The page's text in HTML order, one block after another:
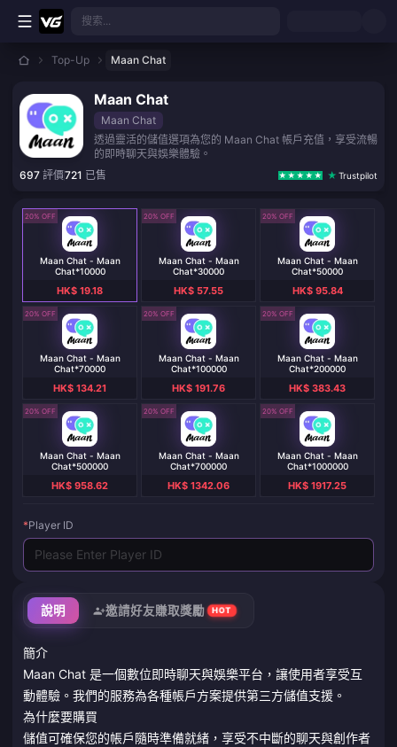
跳至主要內容
搜索...
Top-Up Maan Chat
Maan Chat
Maan Chat
透過靈活的儲值選項為您的 Maan Chat 帳戶充值，享受流暢
的即時聊天與娛樂體驗。
697 評價721 已售 Trustpilot
說明 邀請好友賺取獎勵 HOT
簡介
Maan Chat 是一個數位即時聊天與娛樂平台，讓使用者享受互
動體驗。我們的服務為各種帳戶方案提供第三方儲值支援。
為什麼要購買
儲值可確保您的帳戶隨時準備就緒，享受不中斷的聊天與創作者
20% OFF
Maan Chat - Maan
Chat*10000
HK$ 19.18
20% OFF
Maan Chat - Maan
Chat*30000
HK$ 57.55
20% OFF
Maan Chat - Maan
Chat*50000
HK$ 95.84
20% OFF
Maan Chat - Maan
Chat*70000
HK$ 134.21
20% OFF
Maan Chat - Maan
Chat*100000
HK$ 191.76
20% OFF
Maan Chat - Maan
Chat*200000
HK$ 383.43
20% OFF
Maan Chat - Maan
Chat*500000
HK$ 958.62
20% OFF
Maan Chat - Maan
Chat*700000
HK$ 1342.06
20% OFF
Maan Chat - Maan
Chat*1000000
HK$ 1917.25
*Player ID